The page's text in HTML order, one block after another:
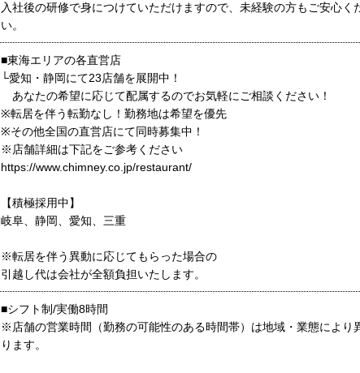
入社後の研修で身につけていただけますので、未経験の方もご安心く
い。
■東海エリアの各直営店
└愛知・静岡にて23店舗を展開中！
あなたの希望に応じて配属するのでお気軽にご相談ください！
※転居を伴う転勤なし！勤務地は希望を優先
※その他全国の直営店にて同時募集中！
※店舗詳細は下記をご参考ください
https://www.chimney.co.jp/restaurant/
【積極採用中】
岐阜、静岡、愛知、三重
※転居を伴う異動に応じてもらった場合の
引越し代は会社が全額負担いたします。
■シフト制/実働8時間
※店舗の営業時間（勤務の可能性のある時間帯）は地域・業態により
ります。